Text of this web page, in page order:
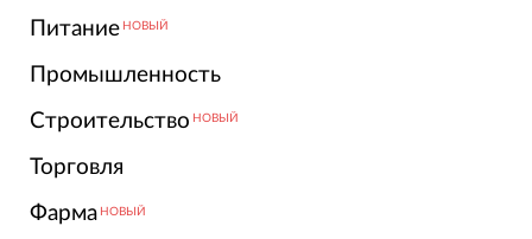
Питание НОВЫЙ
Промышленность
Строительство НОВЫЙ
Торговля
Фарма НОВЫЙ